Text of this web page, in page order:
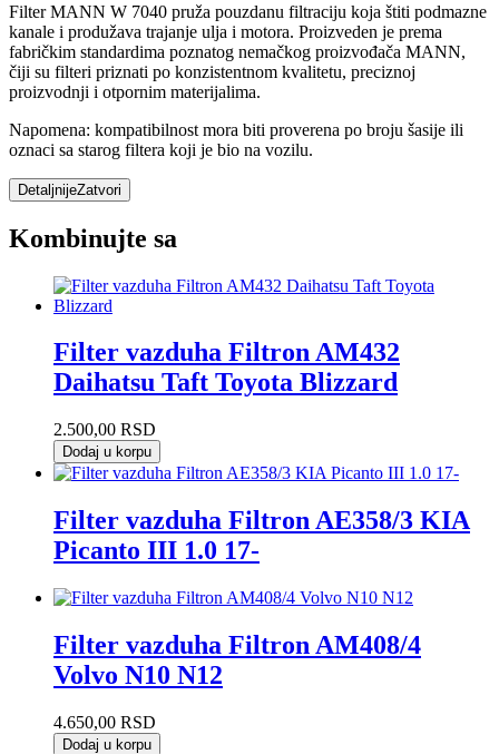
Filter MANN W 7040 pruža pouzdanu filtraciju koja štiti podmazne
kanale i produžava trajanje ulja i motora. Proizveden je prema
fabričkim standardima poznatog nemačkog proizvođača MANN,
čiji su filteri priznati po konzistentnom kvalitetu, preciznoj
proizvodnji i otpornim materijalima.
Napomena: kompatibilnost mora biti proverena po broju šasije ili
oznaci sa starog filtera koji je bio na vozilu.
DetaljnijeZatvori
Kombinujte sa
Filter vazduha Filtron AM432
Daihatsu Taft Toyota Blizzard
2.500,00 RSD
Dodaj u korpu
Filter vazduha Filtron AE358/3 KIA
Picanto III 1.0 17-
Filter vazduha Filtron AM408/4
Volvo N10 N12
4.650,00 RSD
Dodaj u korpu